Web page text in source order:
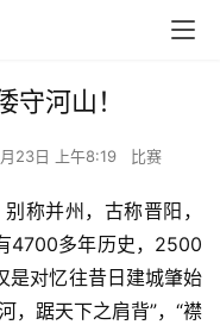
河山！
23日 上午8:19 比赛
并州，古称晋阳，
4700多年历史，2500
是对忆往昔日建城肇始
，踞天下之肩背”，“襟